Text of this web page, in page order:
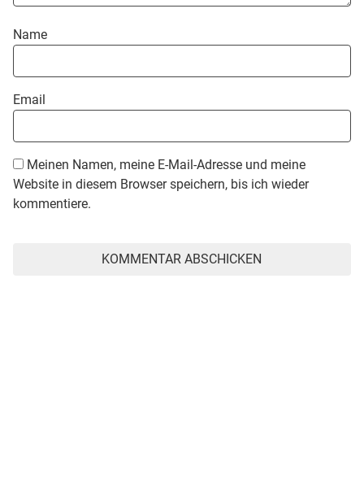
Name
Email
Meinen Namen, meine E-Mail-Adresse und meine
Website in diesem Browser speichern, bis ich wieder
kommentiere.